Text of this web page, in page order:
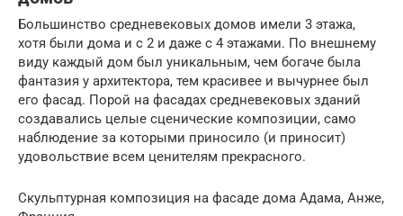
Большинство средневековых домов имели 3 этажа,
хотя были дома и с 2 и даже с 4 этажами. По внешнему
виду каждый дом был уникальным, чем богаче была
фантазия у архитектора, тем красивее и вычурнее был
его фасад. Порой на фасадах средневековых зданий
создавались целые сценические композиции, само
наблюдение за которыми приносило (и приносит)
удовольствие всем ценителям прекрасного.
Скульптурная композиция на фасаде дома Адама, Анже,